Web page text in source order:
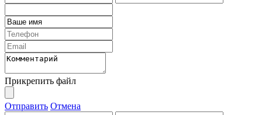
Прикрепить файл
Отправить Отмена